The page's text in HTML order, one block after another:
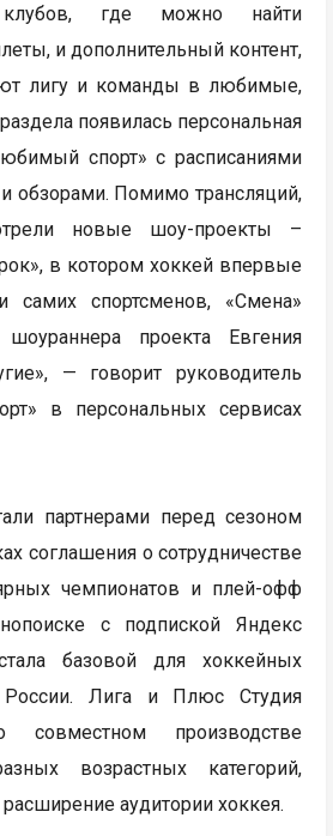
где можно найти
и дополнительный контент,
лигу и команды в любимые,
появилась персональная
спорт» с расписаниями
обзорами. Помимо трансляций,
новые шоу-проекты –
в котором хоккей впервые
самих спортсменов, «Смена»
проекта Евгения
— говорит руководитель
в персональных сервисах
партнерами перед сезоном
соглашения о сотрудничестве
чемпионатов и плей-офф
с подпиской Яндекс
базовой для хоккейных
Лига и Плюс Студия
совместном производстве
возрастных категорий,
аудитории хоккея.